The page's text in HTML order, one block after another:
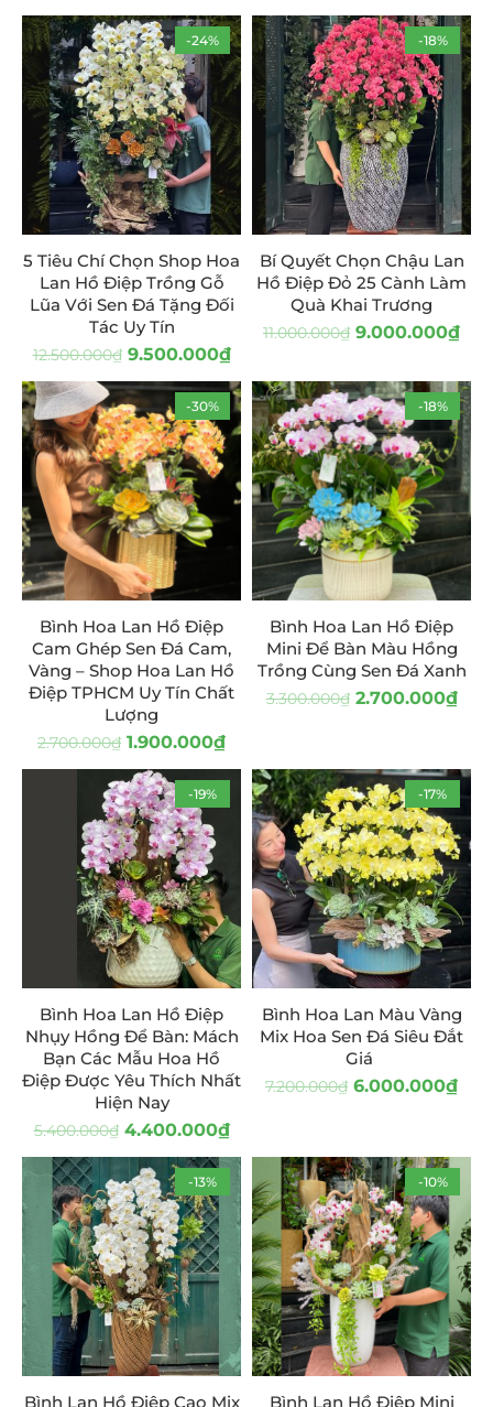
-24%
5 Tiêu Chí Chọn Shop Hoa
Lan Hồ Điệp Trồng Gỗ
Lũa Với Sen Đá Tặng Đối
Tác Uy Tín
12.500.000₫ 9.500.000₫
-18%
Bí Quyết Chọn Chậu Lan
Hồ Điệp Đỏ 25 Cành Làm
Quà Khai Trương
11.000.000₫ 9.000.000₫
-30%
Bình Hoa Lan Hồ Điệp
Cam Ghép Sen Đá Cam,
Vàng – Shop Hoa Lan Hồ
Điệp TPHCM Uy Tín Chất
Lượng
2.700.000₫ 1.900.000₫
-18%
Bình Hoa Lan Hồ Điệp
Mini Để Bàn Màu Hồng
Trồng Cùng Sen Đá Xanh
3.300.000₫ 2.700.000₫
-19%
Bình Hoa Lan Hồ Điệp
Nhụy Hồng Để Bàn: Mách
Bạn Các Mẫu Hoa Hồ
Điệp Được Yêu Thích Nhất
Hiện Nay
5.400.000₫ 4.400.000₫
-17%
Bình Hoa Lan Màu Vàng
Mix Hoa Sen Đá Siêu Đắt
Giá
7.200.000₫ 6.000.000₫
-13%
Bình Lan Hồ Điệp Cao Mix
-10%
Bình Lan Hồ Điệp Mini